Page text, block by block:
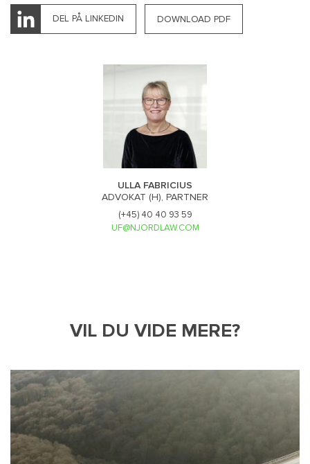
DEL PÅ LINKEDIN DOWNLOAD PDF
ULLA FABRICIUS
ADVOKAT (H), PARTNER
(+45) 40 40 93 59
UF@NJORDLAW.COM
VIL DU VIDE MERE?